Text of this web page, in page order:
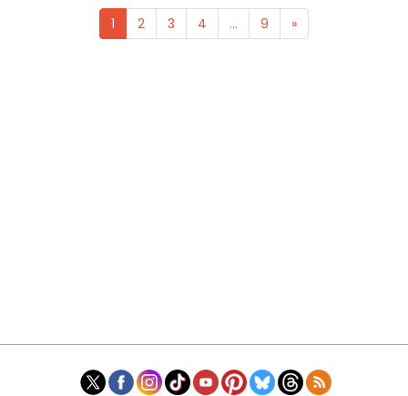
1 2 3 4 ... 9 »